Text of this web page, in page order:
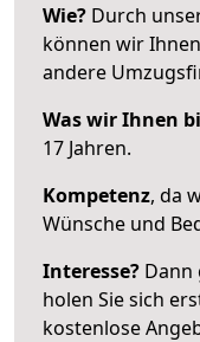
Wie? Durch
können wir
andere
Was wir Ihnen
17 Jahren.
Kompetenz, da
Wünsche und
Interesse? Dann
holen Sie sich
kostenlose